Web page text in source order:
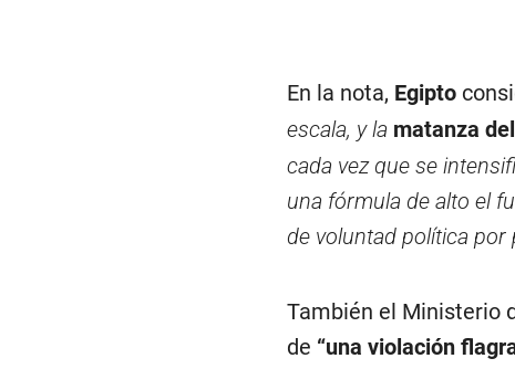
En la nota, Egipto
escala, y la matanza
cada vez que se
una fórmula de alto el
de voluntad política por
También el Ministerio
de “una violación